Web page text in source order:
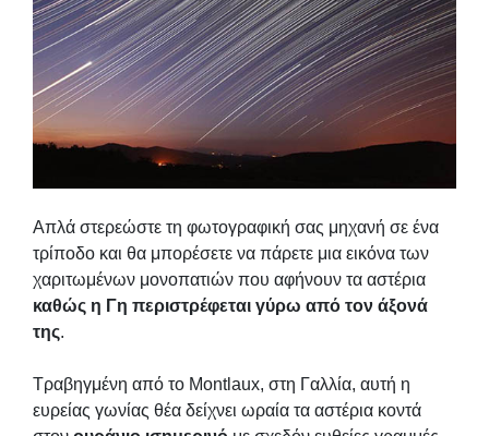
Απλά στερεώστε τη φωτογραφική σας μηχανή σε ένα
τρίποδο και θα μπορέσετε να πάρετε μια εικόνα των
χαριτωμένων μονοπατιών που αφήνουν τα αστέρια
καθώς η Γη περιστρέφεται γύρω από τον άξονά
της.
Τραβηγμένη από το Montlaux, στη Γαλλία, αυτή η
ευρείας γωνίας θέα δείχνει ωραία τα αστέρια κοντά